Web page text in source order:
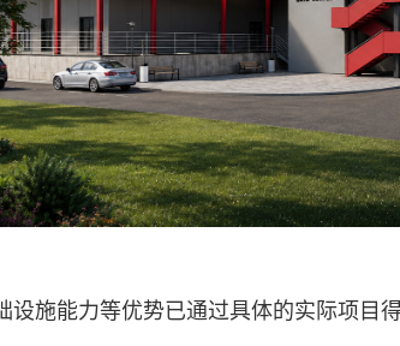
设施能力等优势已通过具体的实际项目